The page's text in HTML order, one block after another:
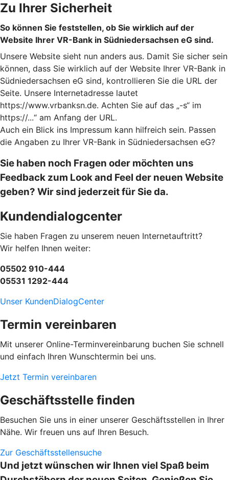
Zu Ihrer Sicherheit
So können Sie feststellen, ob Sie wirklich auf der
Website Ihrer VR-Bank in Südniedersachsen eG sind.
Unsere Website sieht nun anders aus. Damit Sie sicher sein
können, dass Sie wirklich auf der Website Ihrer VR-Bank in
Südniedersachsen eG sind, kontrollieren Sie die URL der
Seite. Unsere Internetadresse lautet
https://www.vrbanksn.de. Achten Sie auf das „-s“ im
https://...“ am Anfang der URL.
Auch ein Blick ins Impressum kann hilfreich sein. Passen
die Angaben zu Ihrer VR-Bank in Südniedersachsen eG?
Sie haben noch Fragen oder möchten uns
Feedback zum Look and Feel der neuen Website
geben? Wir sind jederzeit für Sie da.
Kundendialogcenter
Sie haben Fragen zu unserem neuen Internetauftritt?
Wir helfen Ihnen weiter:
05502 910-444
05531 1292-444
Unser KundenDialogCenter
Termin vereinbaren
Mit unserer Online-Terminvereinbarung buchen Sie schnell
und einfach Ihren Wunschtermin bei uns.
Jetzt Termin vereinbaren
Geschäftsstelle finden
Besuchen Sie uns in einer unserer Geschäftsstellen in Ihrer
Nähe. Wir freuen uns auf Ihren Besuch.
Zur Geschäftsstellensuche
Und jetzt wünschen wir Ihnen viel Spaß beim